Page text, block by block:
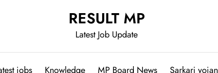
RESULT MP
Latest Job Update
jobs Knowledge MP Board News Sarkari